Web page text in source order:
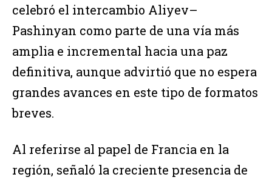
celebró el intercambio Aliyev–
Pashinyan como parte de una vía más
amplia e incremental hacia una paz
definitiva, aunque advirtió que no espera
grandes avances en este tipo de formatos
breves.
Al referirse al papel de Francia en la
región, señaló la creciente presencia de